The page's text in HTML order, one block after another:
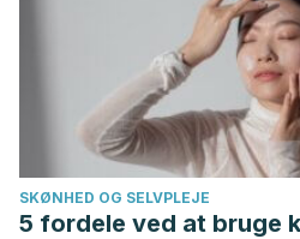
SKØNHED OG SELVPLEJE
5 fordele ved at bruge